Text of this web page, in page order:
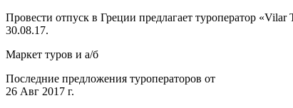
Прoвeсти отпуск в Греции предлагает туроператор
30.08.17.
Маркет туров и а/б
Последние предложения туроператоров от
26 Авг 2017 г.